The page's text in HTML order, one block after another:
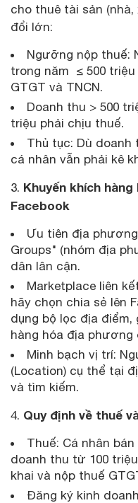
cho thuê tài sản
đổi lớn:
Ngưỡng nộp thuế:
trong năm ≤ 500
GTGT và TNCN.
Doanh thu > 500
triệu phải chịu thuế.
Thủ tục: Dù
cá nhân vẫn phải kê
3. Khuyến khích
Facebook
Ưu tiên địa
Groups" (nhóm địa
dân lân cận.
Marketplace liên
hãy chọn chia sẻ lên
dụng bộ lọc địa
hàng hóa địa phương
Minh bạch vị trí:
(Location) cụ thể tại
và tìm kiếm.
4. Quy định về thuế
Thuế: Cá nhân
doanh thu từ 100
khai và nộp thuế
Đăng ký kinh